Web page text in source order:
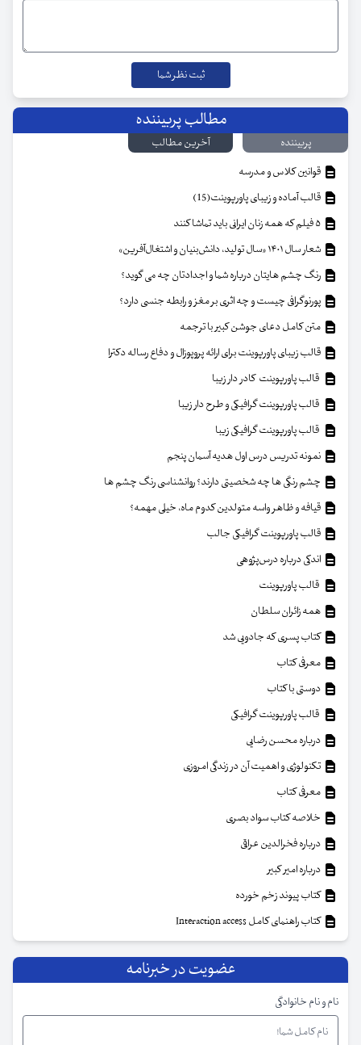
مطالب پربیننده
پربیننده
آخرین مطالب
قوانین کلاس و مدرسه
قالب آماده و زیبای پاورپوینت(15)
شعار سال ۱۴۰۱ «سال تولید، دانش‌بنیان و اشتغال‌آفرین»
رنگ چشم هایتان درباره شما و اجدادتان چه می گوید؟
پورنوگرافی چیست و چه اثری بر مغز و رابطه جنسی دارد؟
متن کامل دعای جوشن کبیر با ترجمه
قالب زیبای پاورپوینت برای ارائه پروپوزال و دفاع رساله دکترا
قالب پاورپوینت کادر دار زیبا
قالب پاورپوینت گرافیکی و طرح دار زیبا
قالب پاورپوینت گرافیکی زیبا
نمونه تدریس درس اول هدیه آسمان پنجم
چشم رنگی ها چه شخصیتی دارند؟ روانشناسی رنگ چشم ها
قیافه و ظاهر واسه متولدین کدوم ماه، خیلی مهمه؟
قالب پاورپوینت گرافیکی جالب
اندکی درباره درس‌پژوهی
قالب پاورپوینت
همه زائران سلطان
کتاب پسری که جادویی شد
معرفی کتاب
دوستی با کتاب
قالب پاورپوینت گرافیکی
درباره محسن رضایی
تکنولوژی و اهمیت آن در زندگی امروزی
معرفی کتاب
خلاصه کتاب سواد بصری
درباره فخرالدین عراقی
درباره امیر کبیر
کتاب پیوند زخم خورده
کتاب راهنمای کامل Interaction access
عضویت در خبرنامه
نام و نام خانوادگی